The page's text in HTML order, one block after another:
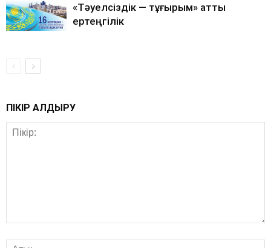
«Тәуелсіздік — тұғырым» атты
ертеңгілік
ПІКІР ҚАЛДЫРУ